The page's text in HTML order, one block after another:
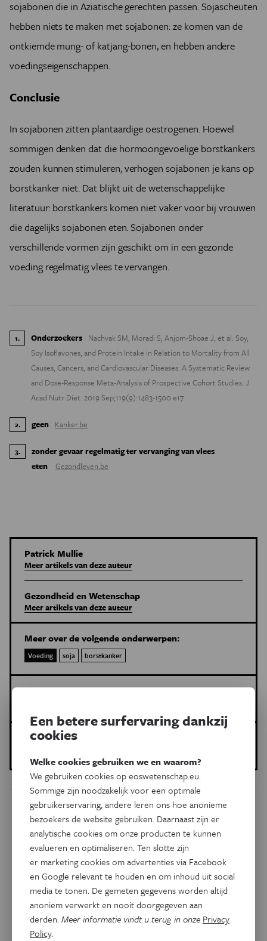
sojabonen die in Aziatische gerechten passen. Sojascheuten
hebben niets te maken met sojabonen: ze komen van de
ontkiemde mung- of katjang-bonen, en hebben andere
voedingseigenschappen.
Conclusie
In sojabonen zitten plantaardige oestrogenen. Hoewel
sommigen denken dat die hormoongevoelige borstkankers
zouden kunnen stimuleren, verhogen sojabonen je kans op
borstkanker niet. Dat blijkt uit de wetenschappelijke
literatuur: borstkankers komen niet vaker voor bij vrouwen
die dagelijks sojabonen eten. Sojabonen onder
verschillende vormen zijn geschikt om in een gezonde
voeding regelmatig vlees te vervangen.
1. Onderzoekers Nachvak SM, Moradi S, Anjom-Shoae J, et al. Soy,
Soy Isoflavones, and Protein Intake in Relation to Mortality from All
Causes, Cancers, and Cardiovascular Diseases: A Systematic Review
and Dose-Response Meta-Analysis of Prospective Cohort Studies. J
Acad Nutr Diet. 2019 Sep;119(9):1483-1500.e17.
2. geen Kanker.be
3.
zonder gevaar regelmatig ter vervanging van vlees
eten
Gezondleven.be
Patrick Mullie
Meer artikels van deze auteur
Gezondheid en Wetenschap
Meer artikels van deze auteur
Meer over de volgende onderwerpen:
Voeding soja borstkanker
Dit is een artikel van:
Gepubliceerd op:
Dit artikel delen op:
Facebook Twitter Linkedin
Gerelateerde artikels
Een betere surfervaring dankzij
cookies
Welke cookies gebruiken we en waarom?
We gebruiken cookies op eoswetenschap.eu.
Sommige zijn noodzakelijk voor een optimale
gebruikerservaring, andere leren ons hoe anonieme
bezoekers de website gebruiken. Daarnaast zijn er
analytische cookies om onze producten te kunnen
evalueren en optimaliseren. Ten slotte zijn
er marketing cookies om advertenties via Facebook
en Google relevant te houden en om inhoud uit social
media te tonen. De gemeten gegevens worden altijd
anoniem verwerkt en nooit doorgegeven aan
derden.Meer informatie vindt u terug in onze Privacy
Policy.